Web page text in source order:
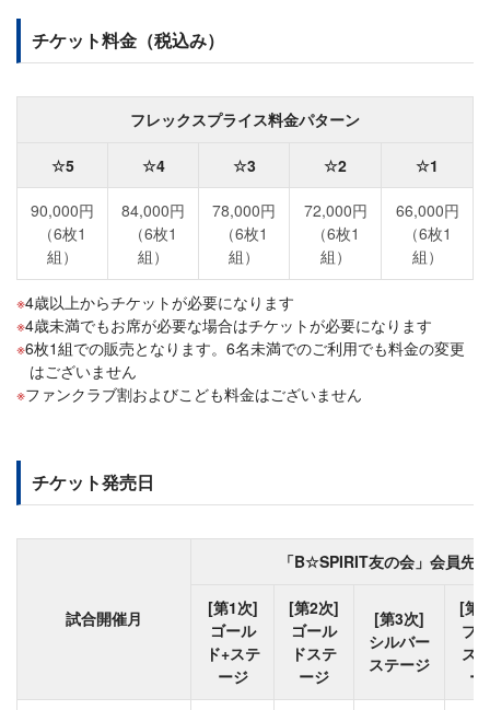
チケット料金（税込み）
フレックスプライス料金パターン
☆5 ☆4 ☆3 ☆2 ☆1
90,000円
（6枚1
組）
84,000円
（6枚1
組）
78,000円
（6枚1
組）
72,000円
（6枚1
組）
66,000円
（6枚1
組）
4歳以上からチケットが必要になります
4歳未満でもお席が必要な場合はチケットが必要になります
6枚1組での販売となります。6名未満でのご利用でも料金の変更
はございません
ファンクラブ割およびこども料金はございません
チケット発売日
試合開催月
「B☆SPIRIT友の会」会員先
[第1次]
ゴール
ド+ステ
ージ
[第2次]
ゴール
ドステ
ージ
[第3次]
シルバー
ステージ
[第
ブ
ズ
ー